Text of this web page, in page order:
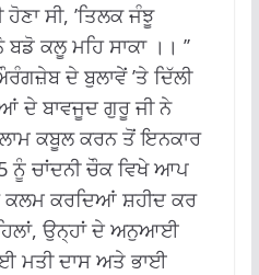
ਸੀ, ’ਤਿਲਕ ਜੰਝੂ
ਕਲੂ ਮਹਿ ਸਾਕਾ ।। ’’
ਦੇ ਬੁਲਾਵੇਂ ’ਤੇ ਦਿੱਲੀ
ਦੇ ਬਾਵਜੂਦ ਗੁਰੂ ਜੀ ਨੇ
ਕਬੂਲ ਕਰਨ ਤੋਂ ਇਨਕਾਰ
ਨੂੰ ਚਾਂਦਨੀ ਚੌਕ ਵਿਖੇ ਆਪ
ਕਲਮ ਕਰਦਿਆਂ ਸ਼ਹੀਦ ਕਰ
ਉਨ੍ਹਾਂ ਦੇ ਅਨੁਆਈ
ਮਤੀ ਦਾਸ ਅਤੇ ਭਾਈ